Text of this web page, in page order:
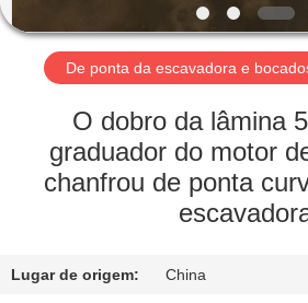
EXCURSÃO
FÁBRICA
CONTROLE
De ponta da escavadora e
O dobro da lâmina
graduador do motor
chanfrou de ponta
Lugar de origem: China